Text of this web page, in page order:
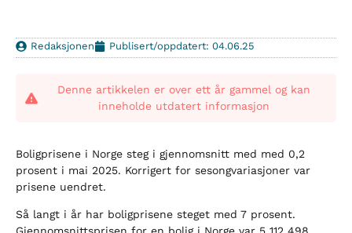
Redaksjonen Publisert/oppdatert: 04.06.25
Denne artikkelen er over ett år gammel og kan
inneholde utdatert informasjon
Boligprisene i Norge steg i gjennomsnitt med med 0,2
prosent i mai 2025. Korrigert for sesongvariasjoner var
prisene uendret.
Så langt i år har boligprisene steget med 7 prosent.